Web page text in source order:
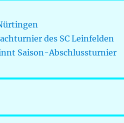
des SC Leinfelden
Saison-Abschlussturnier